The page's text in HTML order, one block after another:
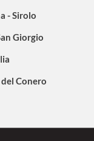
- Sirolo
Giorgio
Conero